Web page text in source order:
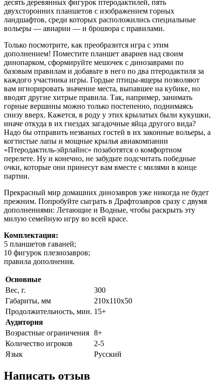
десять деревянных фигурок птеродактилей, пять
двухсторонних планшетов с изображением горных
ландшафтов, среди которых расположились специальные
вольеры — авиарии — и брошюра с правилами.
Только посмотрите, как преобразится игра с этим
дополнением! Поместите планшет авариев над своим
динопарком, сформируйте мешочек с динозаврами по
базовым правилам и добавьте в него по два птеродактиля за
каждого участника игры. Гордые птицы-ящеры позволяют
вам игнорировать значение места, выпавшее на кубике, но
вводят другие хитрые правила. Так, например, занимать
горные вершины можно только постепенно, поднимаясь
снизу вверх. Кажется, в роду у этих крылатых были кукушки,
иначе откуда в их гнездах загадочные яйца другого вида?
Надо бы отправить незваных гостей в их законные вольеры, а
когтистые лапы и мощные крылья авиакомпании
«Птеродактиль-эйрлайнс» позаботятся о комфортном
перелете. Ну и конечно, не забудьте подсчитать победные
очки, которые они принесут вам вместе с милями в конце
партии.
Прекрасный мир домашних динозавров уже никогда не будет
прежним. Попробуйте сыграть в Драфтозавров сразу с двумя
дополнениями: Летающие и Водные, чтобы раскрыть эту
милую семейную игру во всей красе.
Комплектация:
5 планшетов гаваней;
10 фигурок плезиозавров;
правила дополнения.
Основные
Вес, г.
300
Габариты, мм
210х110х50
Продолжительность, мин. 15+
Аудитория
Возрастные ограничения 8+
Количество игроков
2-5
Язык
Русский
Написать отзыв